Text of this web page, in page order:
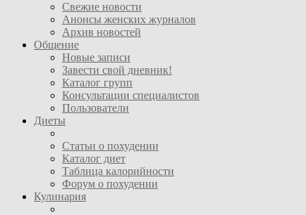
Свежие новости
Анонсы женских журналов
Архив новостей
Общение
Новые записи
Завести свой дневник!
Каталог групп
Консультации специалистов
Пользователи
Диеты
Статьи о похудении
Каталог диет
Таблица калорийности
Форум о похудении
Кулинария